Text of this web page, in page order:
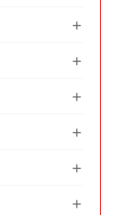





